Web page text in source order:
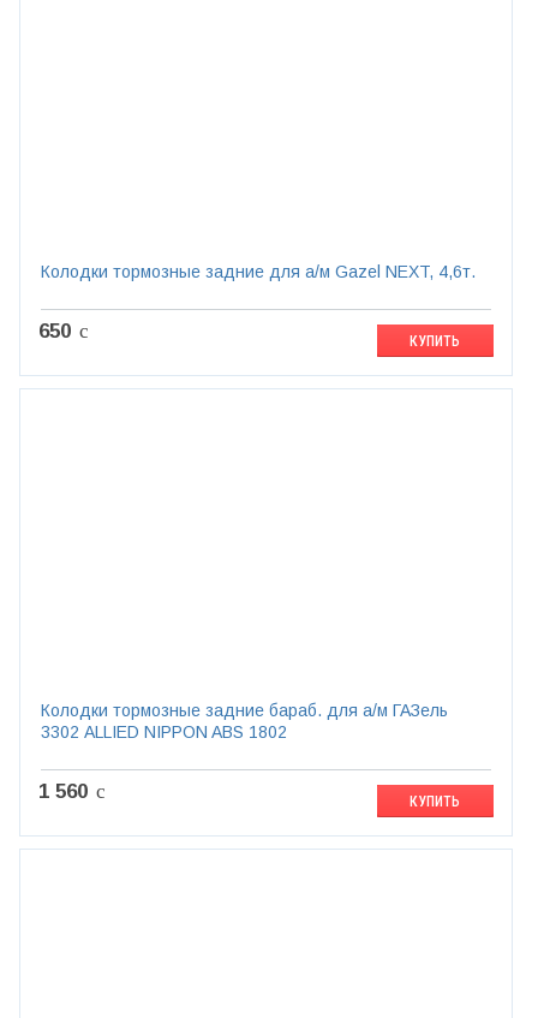
Колодки тормозные задние для а/м Gazel NEXT, 4,6т.
650 c КУПИТЬ
Колодки тормозные задние бараб. для а/м ГАЗель
3302 ALLIED NIPPON ABS 1802
1 560 c КУПИТЬ